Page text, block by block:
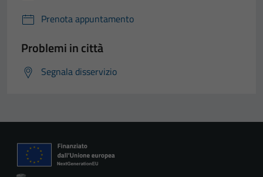
Prenota appuntamento
Problemi in città
Segnala disservizio